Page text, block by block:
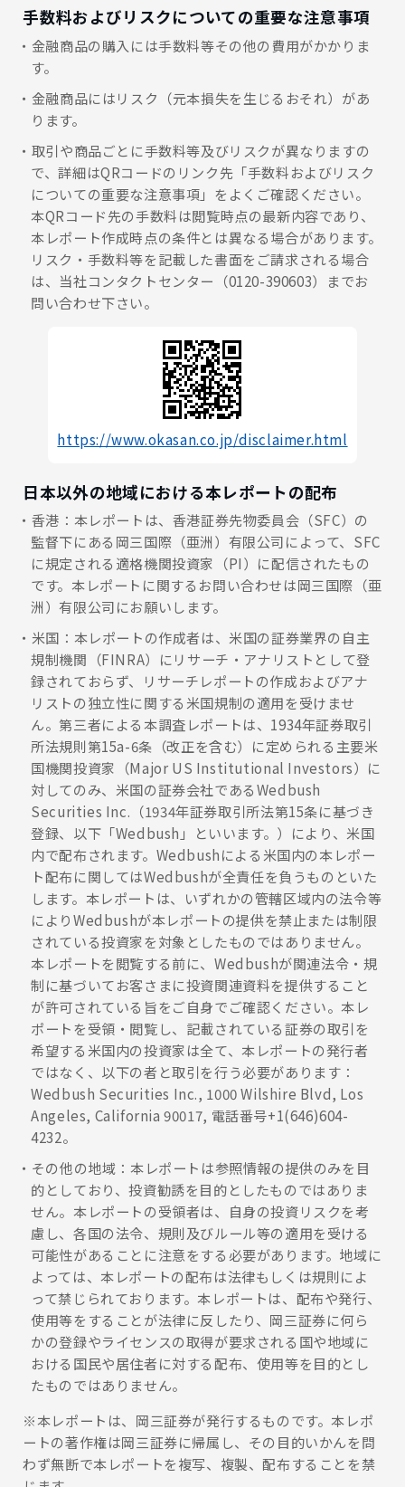
手数料およびリスクについての重要な注意事項
金融商品の購入には手数料等その他の費用がかかりま
す。
金融商品にはリスク（元本損失を生じるおそれ）があ
ります。
取引や商品ごとに手数料等及びリスクが異なりますの
で、詳細はQRコードのリンク先「手数料およびリスク
についての重要な注意事項」をよくご確認ください。
本QRコード先の手数料は閲覧時点の最新内容であり、
本レポート作成時点の条件とは異なる場合があります。
リスク・手数料等を記載した書面をご請求される場合
は、当社コンタクトセンター（0120-390603）までお
問い合わせ下さい。
https://www.okasan.co.jp/disclaimer.html
日本以外の地域における本レポートの配布
香港：本レポートは、香港証券先物委員会（SFC）の
監督下にある岡三国際（亜洲）有限公司によって、SFC
に規定される適格機関投資家（PI）に配信されたもの
です。本レポートに関するお問い合わせは岡三国際（亜
洲）有限公司にお願いします。
米国：本レポートの作成者は、米国の証券業界の自主
規制機関（FINRA）にリサーチ・アナリストとして登
録されておらず、リサーチレポートの作成およびアナ
リストの独立性に関する米国規制の適用を受けませ
ん。第三者による本調査レポートは、1934年証券取引
所法規則第15a-6条（改正を含む）に定められる主要米
国機関投資家（Major US Institutional Investors）に
対してのみ、米国の証券会社であるWedbush
Securities Inc.（1934年証券取引所法第15条に基づき
登録、以下「Wedbush」といいます。）により、米国
内で配布されます。Wedbushによる米国内の本レポー
ト配布に関してはWedbushが全責任を負うものといた
します。本レポートは、いずれかの管轄区域内の法令等
によりWedbushが本レポートの提供を禁止または制限
されている投資家を対象としたものではありません。
本レポートを閲覧する前に、Wedbushが関連法令・規
制に基づいてお客さまに投資関連資料を提供すること
が許可されている旨をご自身でご確認ください。本レ
ポートを受領・閲覧し、記載されている証券の取引を
希望する米国内の投資家は全て、本レポートの発行者
ではなく、以下の者と取引を行う必要があります：
Wedbush Securities Inc., 1000 Wilshire Blvd, Los
Angeles, California 90017, 電話番号+1(646)604-
4232。
その他の地域：本レポートは参照情報の提供のみを目
的としており、投資勧誘を目的としたものではありま
せん。本レポートの受領者は、自身の投資リスクを考
慮し、各国の法令、規則及びルール等の適用を受ける
可能性があることに注意をする必要があります。地域に
よっては、本レポートの配布は法律もしくは規則によ
って禁じられております。本レポートは、配布や発行、
使用等をすることが法律に反したり、岡三証券に何ら
かの登録やライセンスの取得が要求される国や地域に
おける国民や居住者に対する配布、使用等を目的とし
たものではありません。
※本レポートは、岡三証券が発行するものです。本レポ
ートの著作権は岡三証券に帰属し、その目的いかんを問
わず無断で本レポートを複写、複製、配布することを禁